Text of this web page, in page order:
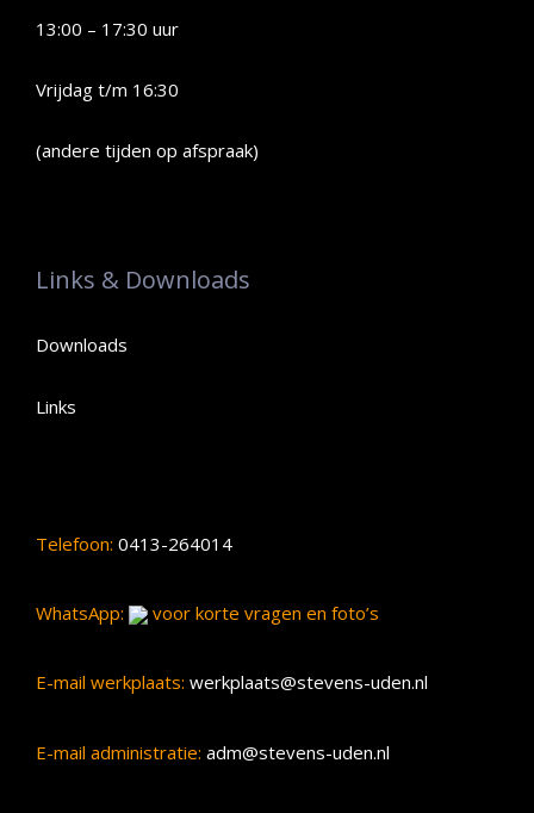
13:00 – 17:30 uur
Vrijdag t/m 16:30
(andere tijden op afspraak)
Links & Downloads
Downloads
Links
Telefoon: 0413-264014
WhatsApp: voor korte vragen en foto’s
E-mail werkplaats: werkplaats@stevens-uden.nl
E-mail administratie: adm@stevens-uden.nl